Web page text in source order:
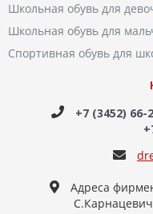
Школьная обувь для
Школьная обувь для
Спортивная обувь для
+7 (3452) 66-
Адреса